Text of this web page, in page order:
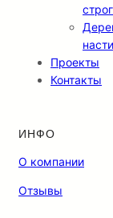
Проекты
Контакты
ИНФО
О компании
Отзывы